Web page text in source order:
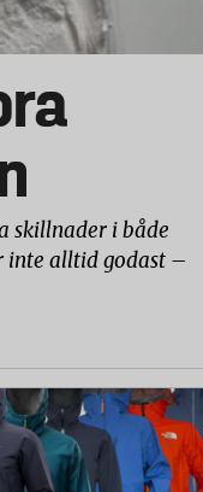
skillnader i både
inte alltid godast –